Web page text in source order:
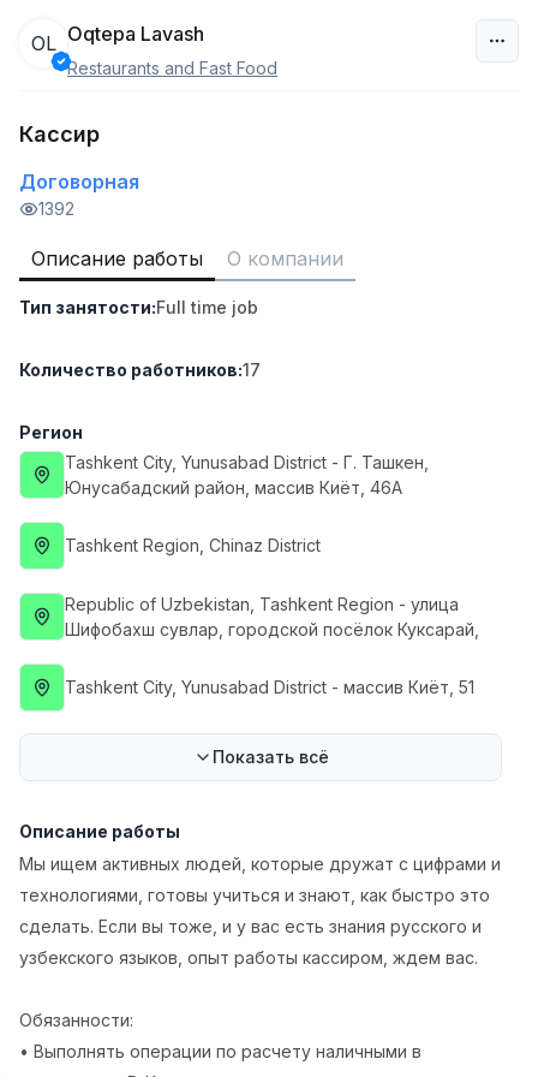
Работник склада
ASIAN
Full time job
Ish joyidan
3,500,000 - 8,000,000 sum
Руководитель отдела продаж
ASIAN
Full time job
Ish joyidan
Повар фастфуда
LES AILES
Full time job
Ish joyidan
TOP
3,000,000 - 10,000,000 sum/
Full time job
Ish joyidan
Оператор по продажам (Только для
девушек!)
Договорная
TOP
Агент по продажам
OL Oqtepa Lavash
Restaurants and Fast Food
Кассир
Договорная
1392
Описание работы О компании
Тип занятости:Full time job
Количество работников:17
Регион
Tashkent City, Yunusabad District - Г. Ташкен,
Юнусабадский район, массив Киёт, 46А
Tashkent Region , Chinaz District
Republic of Uzbekistan , Tashkent Region - улица
Шифобахш сувлар, городской посёлок Куксарай,
Tashkent City, Yunusabad District - массив Киёт, 51
Показать всё
Описание работы
Мы ищем активных людей, которые дружат с цифрами и
технологиями, готовы учиться и знают, как быстро это
сделать. Если вы тоже, и у вас есть знания русского и
узбекского языков, опыт работы кассиром, ждем вас.
Обязанности:
• Выполнять операции по расчету наличными в
Вакансии Категории Компании